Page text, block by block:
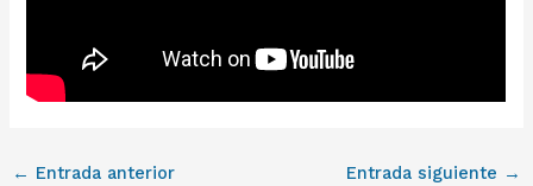
← Entrada anterior Entrada siguiente →